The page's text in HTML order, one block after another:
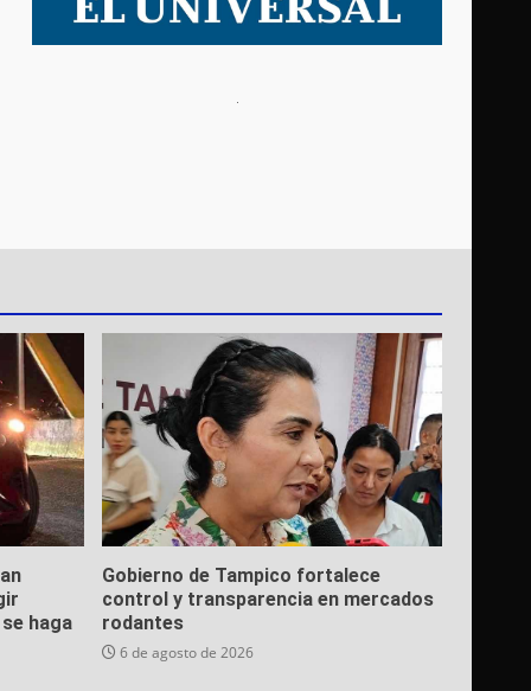
haga
Gobierno de Tampico fortalece
control y transparencia en mercados
rodantes
6 de agosto de 2026